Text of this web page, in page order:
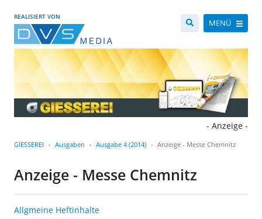
REALISIERT VON
MENÜ
- Anzeige -
GIESSEREI Ausgaben Ausgabe 4 (2014) Anzeige - Messe Chemnitz
Anzeige - Messe Chemnitz
Allgmeine Heftinhalte